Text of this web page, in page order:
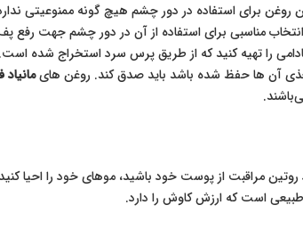
روغن برای استفاده در دور چشم هیچ گونه ممنوعیتی
۳ بودن انتخاب مناسبی برای استفاده از آن در دور
را تهیه کنید که از طریق پرس سرد استخراج شده
آن ها حفظ شده باشد باید صدق کند. روغن هایمانیاد
روتین مراقبت از پوست خود باشید، موهای خود را احیا
است که ارزش کاوش را دارد.